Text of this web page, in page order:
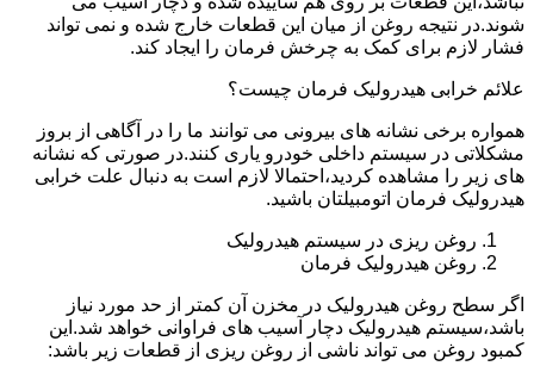
شوند.در نتیجه روغن از میان این قطعات خارج شده و نمی تواند
فشار لازم برای کمک به چرخش فرمان را ایجاد کند.
علائم خرابی هیدرولیک فرمان چیست؟
همواره برخی نشانه های بیرونی می توانند ما را در آگاهی از بروز
مشکلاتی در سیستم داخلی خودرو یاری کنند.در صورتی که نشانه
های زیر را مشاهده کردید،احتمالا لازم است به دنبال علت خرابی
هیدرولیک فرمان اتومبیلتان باشید.
روغن ریزی در سیستم هیدرولیک
روغن هیدرولیک فرمان
اگر سطح روغن هیدرولیک در مخزن آن کمتر از حد مورد نیاز
باشد،سیستم هیدرولیک دچار آسیب های فراوانی خواهد شد.این
کمبود روغن می تواند ناشی از روغن ریزی از قطعات زیر باشد: